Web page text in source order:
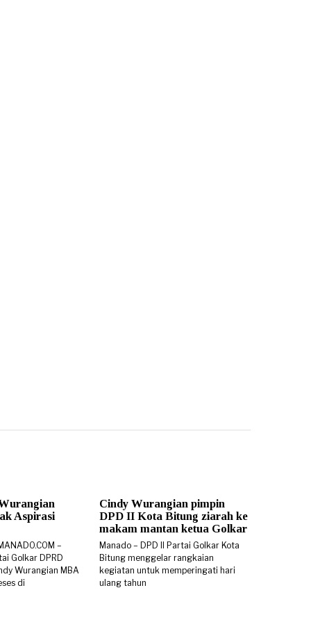
Aspirasi
–
Golkar DPRD
Wurangian MBA
di
Cindy Wurangian pimpin
DPD II Kota Bitung ziarah ke
makam mantan ketua Golkar
Manado – DPD II Partai Golkar Kota
Bitung menggelar rangkaian
kegiatan untuk memperingati hari
ulang tahun